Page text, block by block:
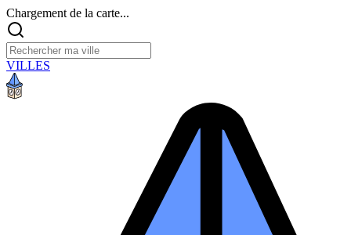
Chargement de la carte...
VILLES